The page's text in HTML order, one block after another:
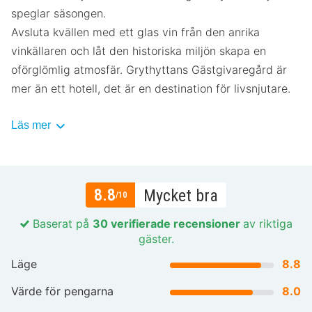
speglar säsongen.
Avsluta kvällen med ett glas vin från den anrika
vinkällaren och låt den historiska miljön skapa en
oförglömlig atmosfär. Grythyttans Gästgivaregård är
mer än ett hotell, det är en destination för livsnjutare.
Läs mer
8.8/10 Mycket bra
Baserat på 30 verifierade recensioner av riktiga
gäster.
Läge
8.8
Värde för pengarna
8.0